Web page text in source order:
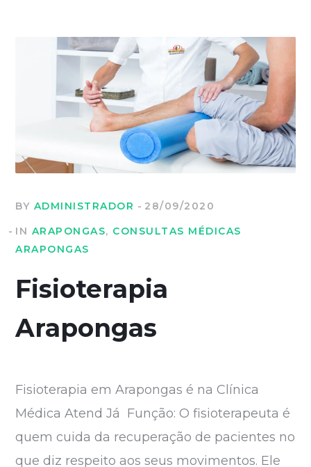
BY ADMINISTRADOR
28/09/2020
IN ARAPONGAS, CONSULTAS MÉDICAS
ARAPONGAS
Fisioterapia
Arapongas
Fisioterapia em Arapongas é na Clínica
Médica Atend Já Função: O fisioterapeuta é
quem cuida da recuperação de pacientes no
que diz respeito aos seus movimentos. Ele